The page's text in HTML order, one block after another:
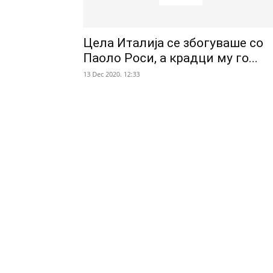
Цела Италија се збогуваше со
Паоло Роси, а крадци му го...
13 Dec 2020. 12:33